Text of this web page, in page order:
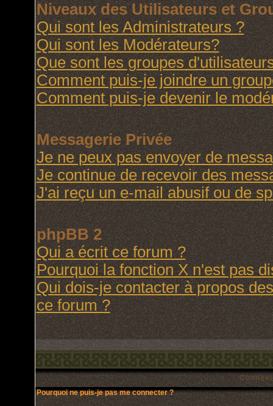
Niveaux des Utilisateurs et
Qui sont les Administrateurs ?
Qui sont les Modérateurs?
Que sont les groupes
Comment puis-je joindre un
Comment puis-je devenir le
Messagerie Privée
Je ne peux pas envoyer de
Je continue de recevoir des
J'ai reçu un e-mail abusif ou de
phpBB 2
Qui a écrit ce forum ?
Pourquoi la fonction X n'est pas
Qui dois-je contacter à propos
ce forum ?
Pourquoi ne puis-je pas me connecter ?